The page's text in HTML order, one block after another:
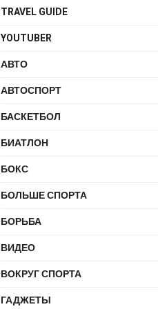
TRAVEL GUIDE
YOUTUBER
АВТО
АВТОСПОРТ
БАСКЕТБОЛ
БИАТЛОН
БОКС
БОЛЬШЕ СПОРТА
БОРЬБА
ВИДЕО
ВОКРУГ СПОРТА
ГАДЖЕТЫ